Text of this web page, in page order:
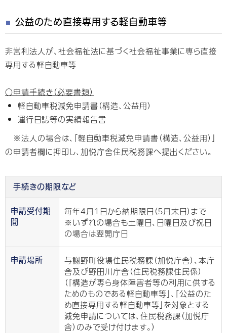
公益のため直接専用する軽自動車等
非営利法人が、社会福祉法に基づく社会福祉事業に専ら直接
専用する軽自動車等
〇申請手続き（必要書類）
軽自動車税減免申請書（構造、公益用）
運行日誌等の実績報告書
※法人の場合は、「軽自動車税減免申請書（構造、公益用）」
の申請者欄に押印し、加悦庁舎住民税務課へ提出ください。
手続きの期限など
申請受付期
間
毎年4月1日から納期限日（５月末日）まで
※いずれの場合も土曜日、日曜日及び祝日
の場合は翌開庁日
申請場所
与謝野町役場住民税務課（加悦庁舎）、本庁
舎及び野田川庁舎（住民税務課住民係）
（「構造が専ら身体障害者等の利用に供する
ためのものである軽自動車等」、「公益のた
め直接専用する軽自動車等」を対象とする
減免申請については、住民税務課（加悦庁
舎）のみで受け付けます。）